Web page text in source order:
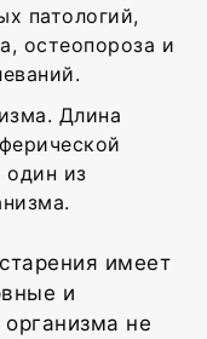
патологий,
остеопороза и
Длина
один из
имеет
и
не